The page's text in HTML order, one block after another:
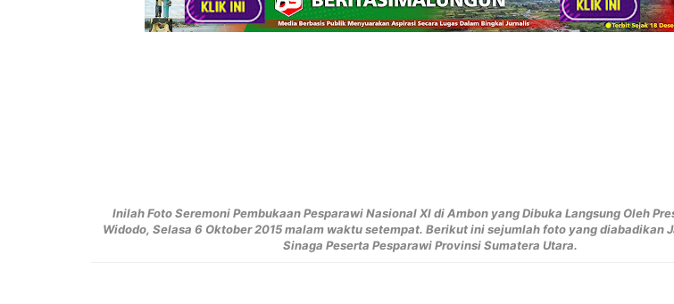
Inilah Foto Seremoni Pembukaan Pesparawi Nasional XI di Ambon yang Dibuka Langsung Oleh
Widodo, Selasa 6 Oktober 2015 malam waktu setempat. Berikut ini sejumlah foto yang diabadikan
Sinaga Peserta Pesparawi Provinsi Sumatera Utara.